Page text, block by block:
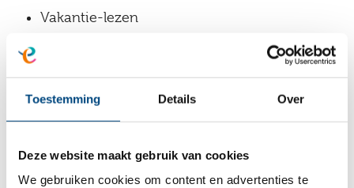
Toestemming Details Over
Deze website maakt gebruik van cookies
We gebruiken cookies om content en advertenties te
Vakantie-lezen
Echte vlinders in de Bieb
Schoolreisje naar Toverland
Schoolkamp groepen 8